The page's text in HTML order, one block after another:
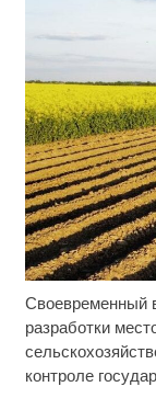
Своевременный
разработки
контроле